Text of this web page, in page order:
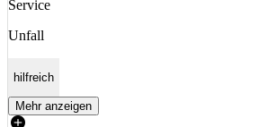
Service
Unfall
hilfreich
Mehr anzeigen